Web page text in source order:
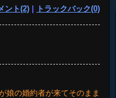
ント(2) トラックバック(0)
娘の婚約者が来てそのまま